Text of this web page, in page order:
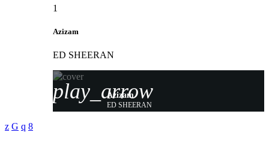
1
Azizam
ED SHEERAN
play_arrow
Azizam
ED SHEERAN